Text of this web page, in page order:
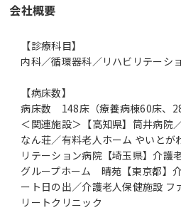
会社概要
【診療科目】
内科／循環器科／リハビリテーシ
【病床数】
病床数 148床（療養病棟60床、
＜関連施設＞【高知県】筒井病院
なん荘／有料老人ホーム やいとが
リテーション病院【埼玉県】介護
グループホーム 晴苑【東京都】
ート日の出／介護老人保健施設 フ
リートクリニック